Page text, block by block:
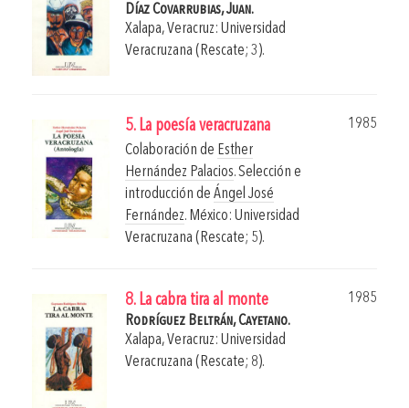
Díaz Covarrubias, Juan.
Xalapa, Veracruz: Universidad
Veracruzana (Rescate; 3).
5. La poesía veracruzana
1985
Colaboración de Esther
Hernández Palacios. Selección e
introducción de Ángel José
Fernández. México: Universidad
Veracruzana (Rescate; 5).
8. La cabra tira al monte
1985
Rodríguez Beltrán, Cayetano.
Xalapa, Veracruz: Universidad
Veracruzana (Rescate; 8).